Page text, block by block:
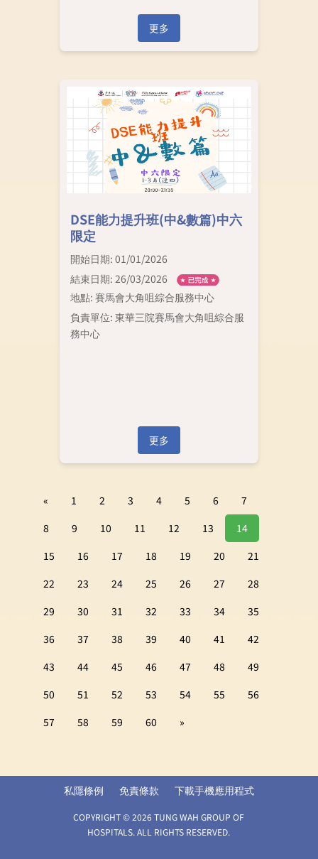
更多
DSE能力提升班(中&數篇)中六
限定
開始日期: 01/01/2026
結束日期: 26/03/2026
地點: 賽馬會大角咀綜合服務中心
負責單位: 東華三院賽馬會大角咀綜合服
務中心
更多
« 1 2 3 4 5 6
7
8
9 10 11 12 13
14
15
16 17 18 19 20
21
22
23 24 25 26 27
28
29
30 31 32 33 34
35
36
37 38 39 40 41
42
43
44 45 46 47 48
49
50
51 52 53 54 55
56
57
58 59 60 »
私隱條例 免責條款 下載手機應用程式
COPYRIGHT © 2026 TUNG WAH GROUP OF
HOSPITALS. ALL RIGHTS RESERVED.